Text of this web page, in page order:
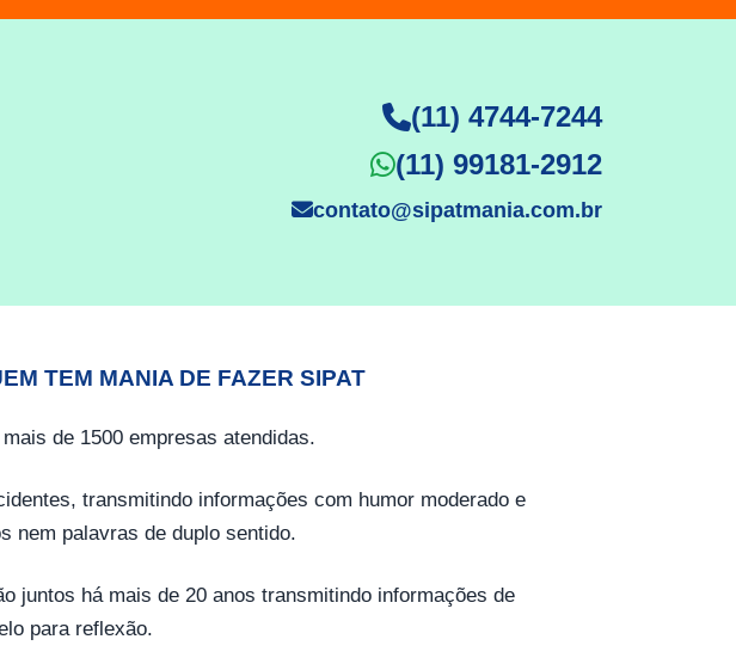
(11) 4744-7244
(11) 99181-2912
contato@sipatmania.com.br
TEM MANIA DE FAZER SIPAT
de 1500 empresas atendidas.
transmitindo informações com humor moderado e
nem palavras de duplo sentido.
juntos há mais de 20 anos transmitindo informações de
para reflexão.